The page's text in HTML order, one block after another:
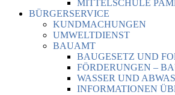
MITTELSCHULE
BÜRGERSERVICE
KUNDMACHUNGEN
UMWELTDIENST
BAUAMT
BAUGESETZ UND
FÖRDERUNGEN –
WASSER UND
INFORMATIONEN